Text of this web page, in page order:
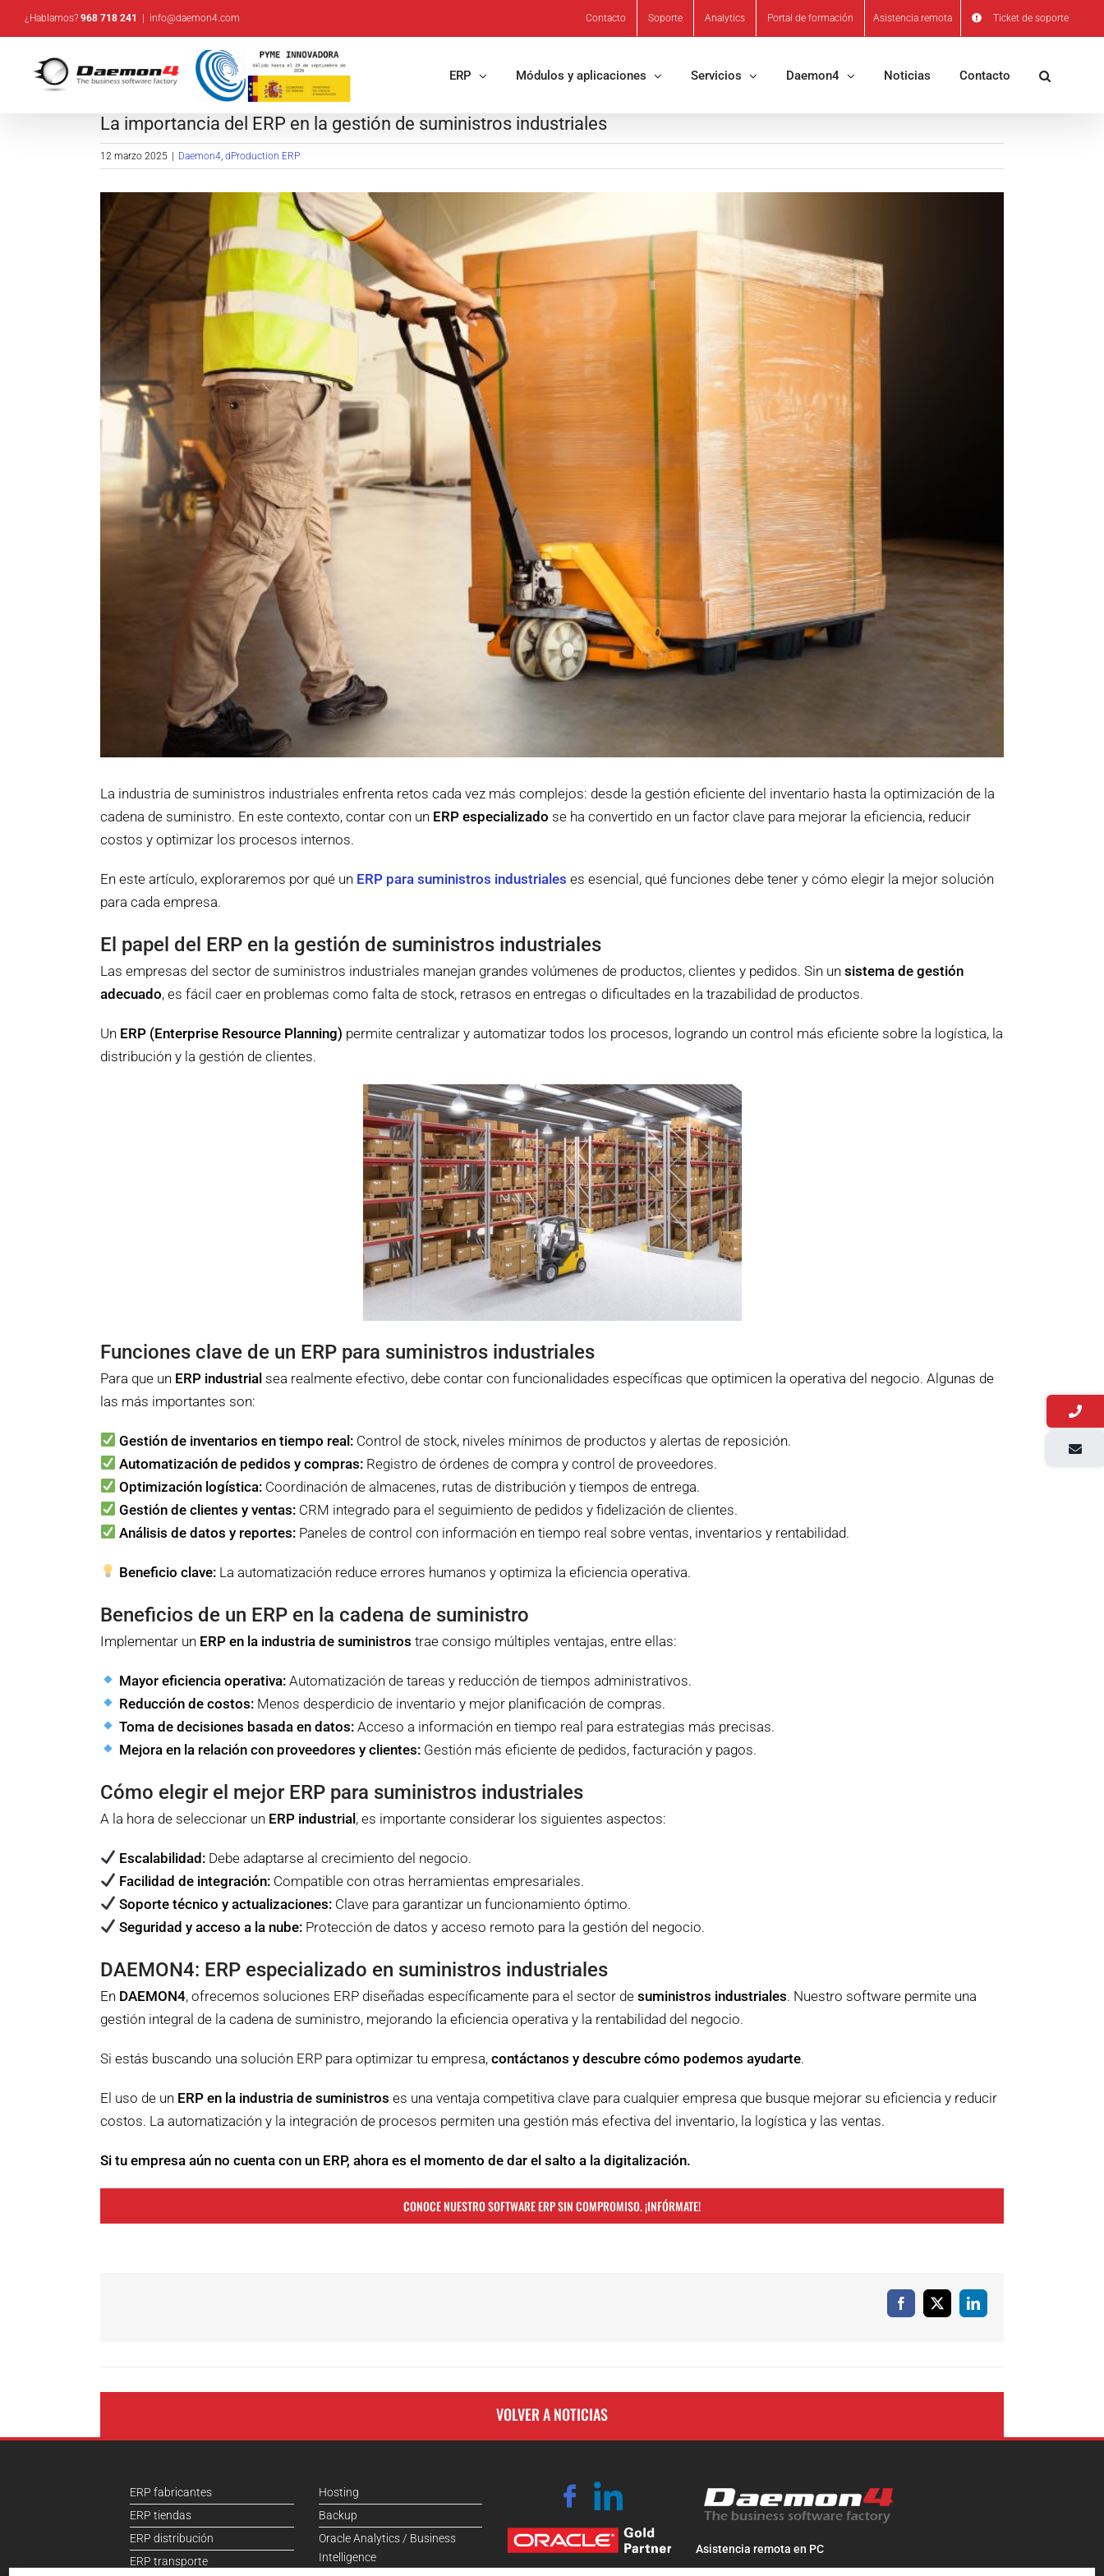
Saltar
al
contenido
¿Hablamos? 968 718 241 info@daemon4.com Contacto Soporte Analytics Portal de formación Asistencia remota Ticket de soporte
ERP Módulos y aplicaciones Servicios Daemon4 Noticias Contacto
La importancia del ERP en la gestión de suministros industriales
12 marzo 2025 Daemon4, dProduction ERP
Ver
imagen
más
grande
La industria de suministros industriales enfrenta retos cada vez más complejos: desde la gestión eficiente del inventario hasta la optimización de la
cadena de suministro. En este contexto, contar con un ERP especializado se ha convertido en un factor clave para mejorar la eficiencia, reducir
costos y optimizar los procesos internos.
En este artículo, exploraremos por qué un ERP para suministros industriales es esencial, qué funciones debe tener y cómo elegir la mejor solución
para cada empresa.
El papel del ERP en la gestión de suministros industriales
Las empresas del sector de suministros industriales manejan grandes volúmenes de productos, clientes y pedidos. Sin un sistema de gestión
adecuado, es fácil caer en problemas como falta de stock, retrasos en entregas o dificultades en la trazabilidad de productos.
Un ERP (Enterprise Resource Planning) permite centralizar y automatizar todos los procesos, logrando un control más eficiente sobre la logística, la
distribución y la gestión de clientes.
Funciones clave de un ERP para suministros industriales
Para que un ERP industrial sea realmente efectivo, debe contar con funcionalidades específicas que optimicen la operativa del negocio. Algunas de
las más importantes son:
Gestión de inventarios en tiempo real: Control de stock, niveles mínimos de productos y alertas de reposición.
Automatización de pedidos y compras: Registro de órdenes de compra y control de proveedores.
Optimización logística: Coordinación de almacenes, rutas de distribución y tiempos de entrega.
Gestión de clientes y ventas: CRM integrado para el seguimiento de pedidos y fidelización de clientes.
Análisis de datos y reportes: Paneles de control con información en tiempo real sobre ventas, inventarios y rentabilidad.
Beneficio clave: La automatización reduce errores humanos y optimiza la eficiencia operativa.
Beneficios de un ERP en la cadena de suministro
Implementar un ERP en la industria de suministros trae consigo múltiples ventajas, entre ellas:
Mayor eficiencia operativa: Automatización de tareas y reducción de tiempos administrativos.
Reducción de costos: Menos desperdicio de inventario y mejor planificación de compras.
Toma de decisiones basada en datos: Acceso a información en tiempo real para estrategias más precisas.
Mejora en la relación con proveedores y clientes: Gestión más eficiente de pedidos, facturación y pagos.
Cómo elegir el mejor ERP para suministros industriales
A la hora de seleccionar un ERP industrial, es importante considerar los siguientes aspectos:
Escalabilidad: Debe adaptarse al crecimiento del negocio.
Facilidad de integración: Compatible con otras herramientas empresariales.
Soporte técnico y actualizaciones: Clave para garantizar un funcionamiento óptimo.
Seguridad y acceso a la nube: Protección de datos y acceso remoto para la gestión del negocio.
DAEMON4: ERP especializado en suministros industriales
En DAEMON4, ofrecemos soluciones ERP diseñadas específicamente para el sector de suministros industriales. Nuestro software permite una
gestión integral de la cadena de suministro, mejorando la eficiencia operativa y la rentabilidad del negocio.
Si estás buscando una solución ERP para optimizar tu empresa, contáctanos y descubre cómo podemos ayudarte.
El uso de un ERP en la industria de suministros es una ventaja competitiva clave para cualquier empresa que busque mejorar su eficiencia y reducir
costos. La automatización y la integración de procesos permiten una gestión más efectiva del inventario, la logística y las ventas.
Si tu empresa aún no cuenta con un ERP, ahora es el momento de dar el salto a la digitalización.
CONOCE NUESTRO SOFTWARE ERP SIN COMPROMISO. ¡INFÓRMATE!
Facebook
X LinkedIn
VOLVER A NOTICIAS
ERP fabricantes
ERP tiendas
ERP distribución
ERP transporte
Hosting
Backup
Oracle Analytics / Business
Intelligence
Asistencia remota en PC